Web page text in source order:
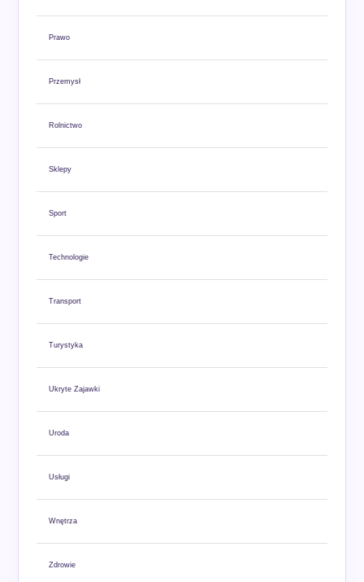
Prawo
Przemysł
Rolnictwo
Sklepy
Sport
Technologie
Transport
Turystyka
Ukryte Zajawki
Uroda
Usługi
Wnętrza
Zdrowie